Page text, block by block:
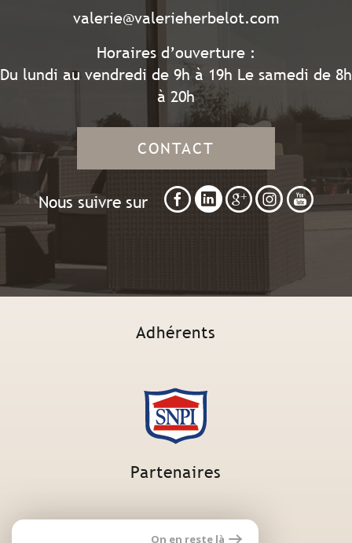
valerie@valerieherbelot.com
Horaires d’ouverture :
Du lundi au vendredi de 9h à 19h Le samedi de 8h
à 20h
CONTACT
Nous suivre sur
Adhérents
Partenaires
On en reste là